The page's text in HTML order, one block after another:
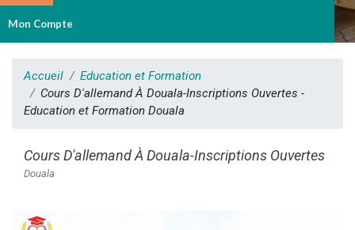
Mon Compte
Accueil
Education et Formation
Cours D'allemand À Douala-Inscriptions Ouvertes -
Education et Formation Douala
Cours D'allemand À Douala-Inscriptions Ouvertes
Douala